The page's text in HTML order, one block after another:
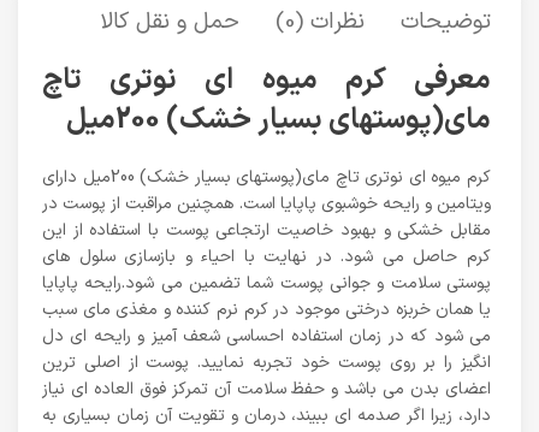
توضیحات نظرات (0) حمل و نقل کالا
معرفی کرم میوه ای نوتری تاچ
مای(پوستهای بسیار خشک) 200میل
کرم میوه ای نوتری تاچ مای(پوستهای بسیار خشک) 200میل دارای
ویتامین و رایحه خوشبوی پاپایا است. همچنین مراقبت از پوست در
مقابل خشکی و بهبود خاصیت ارتجاعی پوست با استفاده از این
کرم حاصل می شود. در نهایت با احیاء و بازسازی سلول های
پوستی سلامت و جوانی پوست شما تضمین می شود.رایحه پاپایا
یا همان خربزه درختی موجود در کرم نرم کننده و مغذی مای سبب
می شود که در زمان استفاده احساسی شعف آمیز و رایحه ای دل
انگیز را بر روی پوست خود تجربه نمایید. پوست از اصلی ترین
اعضای بدن می باشد و حفظ سلامت آن تمرکز فوق العاده ای نیاز
دارد، زیرا اگر صدمه ای ببیند، درمان و تقویت آن زمان بسیاری به